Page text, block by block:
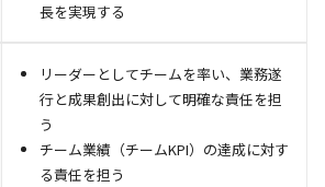
長を実現する
リーダーとしてチームを率い、業務遂
行と成果創出に対して明確な責任を担
う
チーム業績（チームKPI）の達成に対す
る責任を担う